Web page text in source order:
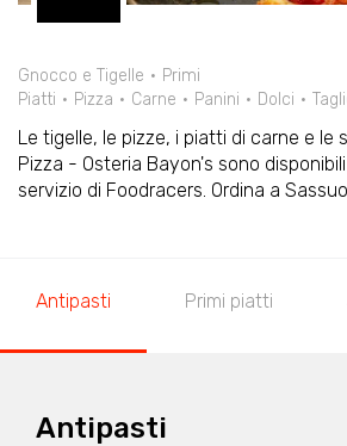
Gnocco e Tigelle
Primi
Piatti
Pizza Carne Panini Dolci
Le tigelle, le pizze, i piatti di carne e le
Pizza - Osteria Bayon's sono
servizio di Foodracers. Ordina a
Antipasti Primi piatti
Antipasti